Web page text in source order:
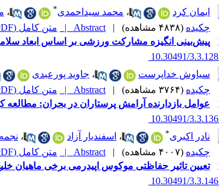
ایمان کرد
، محمد سیداحمدی* ،
چکیده (۴۸۳۸ مشاهده) |
Abstract | متن کامل (PDF)
پیش‌بینی انگیزه مشارکت ورزشی بر اساس ابعاد
‎ 10.30491/3.3.128
سیاوش خداپرست
، جاوید پورعبدی
چکیده (۳۷۶۴ مشاهده) |
Abstract | متن کامل (PDF)
عوامل بازدارنده آرامش پرستاران در بحران: مطالعه
‎ 10.30491/3.3.136
نادر اکبری* ، اسفندیار آزاد ،
چکیده (۴۰۰۷ مشاهده) |
Abstract | متن کامل (PDF)
تعیین تاثیر حفاظتی موکوس اپیدرمی برخی ماهیان
‎ 10.30491/3.3.146